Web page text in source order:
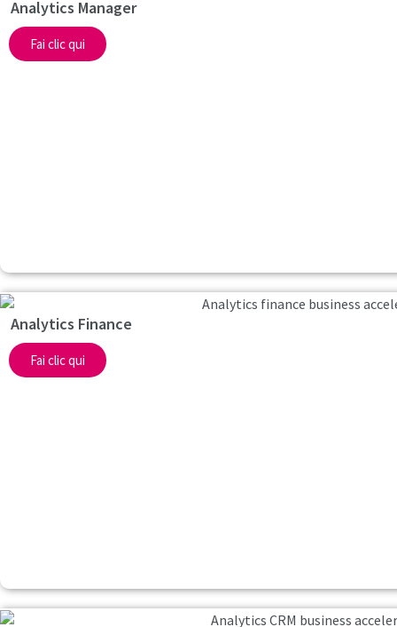
Analytics Manager
Fai clic qui
Analytics Finance
Fai clic qui